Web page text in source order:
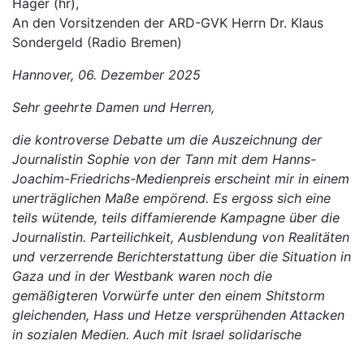
Hager (hr),
An den Vorsitzenden der ARD-GVK Herrn Dr. Klaus
Sondergeld (Radio Bremen)
Hannover, 06. Dezember 2025
Sehr geehrte Damen und Herren,
die kontroverse Debatte um die Auszeichnung der
Journalistin Sophie von der Tann mit dem Hanns-
Joachim-Friedrichs-Medienpreis erscheint mir in einem
unerträglichen Maße empörend. Es ergoss sich eine
teils wütende, teils diffamierende Kampagne über die
Journalistin. Parteilichkeit, Ausblendung von Realitäten
und verzerrende Berichterstattung über die Situation in
Gaza und in der Westbank waren noch die
gemäßigteren Vorwürfe unter den einem Shitstorm
gleichenden, Hass und Hetze versprühenden Attacken
in sozialen Medien. Auch mit Israel solidarische